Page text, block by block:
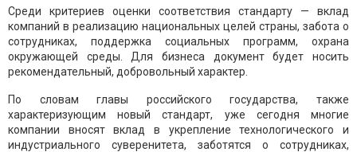
Среди критериев оценки соответствия стандарту — вклад
компаний в реализацию национальных целей страны, забота о
сотрудниках, поддержка социальных программ, охрана
окружающей среды. Для бизнеса документ будет носить
рекомендательный, добровольный характер.
По словам главы российского государства, также
характеризующим новый стандарт, уже сегодня многие
компании вносят вклад в укрепление технологического и
индустриального суверенитета, заботятся о сотрудниках,